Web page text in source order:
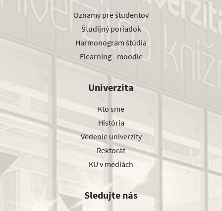
Oznamy pre študentov
Študijný poriadok
Harmonogram štúdia
Elearning - moodle
Univerzita
Kto sme
História
Vedenie univerzity
Rektorát
KU v médiách
Sledujte nás